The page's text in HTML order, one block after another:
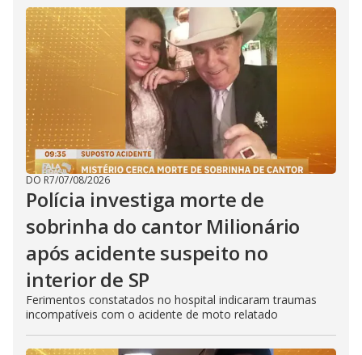
DO R7/07/08/2026
Polícia investiga morte de
sobrinha do cantor Milionário
após acidente suspeito no
interior de SP
Ferimentos constatados no hospital indicaram traumas
incompatíveis com o acidente de moto relatado